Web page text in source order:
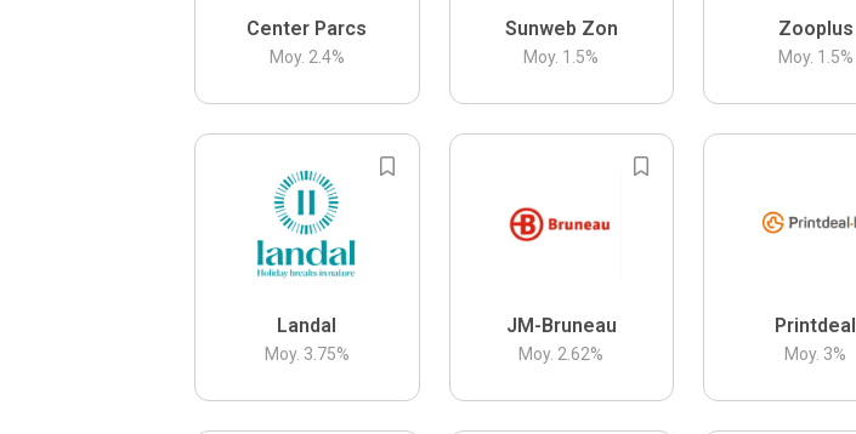
Center Parcs
Moy. 2.4%
Sunweb Zon
Moy. 1.5%
Zooplus
Moy. 1.5%
Landal
Moy. 3.75%
JM-Bruneau
Moy. 2.62%
Printdeal
Moy. 3%